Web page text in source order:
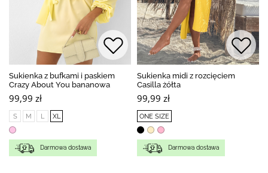
Sukienka z bufkami i paskiem
Crazy About You bananowa
99,99 zł
S M L XL
Darmowa dostawa
Sukienka midi z rozcięciem
Casilla żółta
99,99 zł
ONE SIZE
Darmowa dostawa